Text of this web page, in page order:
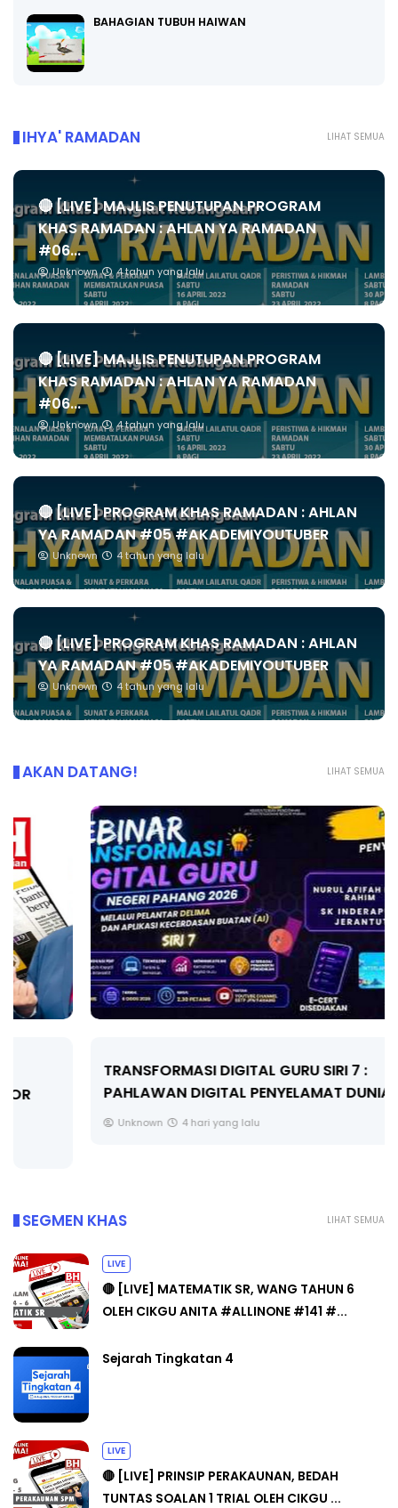
BAHAGIAN TUBUH HAIWAN
LIHAT SEMUA
IHYA' RAMADAN
🔴 [LIVE] MAJLIS PENUTUPAN PROGRAM
KHAS RAMADAN : AHLAN YA RAMADAN
#06...
Unknown 4 tahun yang lalu
🔴 [LIVE] MAJLIS PENUTUPAN PROGRAM
KHAS RAMADAN : AHLAN YA RAMADAN
#06...
Unknown 4 tahun yang lalu
🔴 [LIVE] PROGRAM KHAS RAMADAN : AHLAN
YA RAMADAN #05 #AKADEMIYOUTUBER
Unknown 4 tahun yang lalu
🔴 [LIVE] PROGRAM KHAS RAMADAN : AHLAN
YA RAMADAN #05 #AKADEMIYOUTUBER
Unknown 4 tahun yang lalu
LIHAT SEMUA
AKAN DATANG!
TRANSFORMASI DIGITAL GURU SIRI 7 :
PAHLAWAN DIGITAL PENYELAMAT DUNIA
4 hari yang lalu
LIHAT SEMUA
SEGMEN KHAS
LIVE
🔴 [LIVE] MATEMATIK SR, WANG TAHUN 6
OLEH CIKGU ANITA #ALLINONE #141 #...
Sejarah Tingkatan 4
LIVE
🔴 [LIVE] PRINSIP PERAKAUNAN, BEDAH
TUNTAS SOALAN 1 TRIAL OLEH CIKGU ...